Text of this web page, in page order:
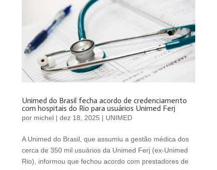
Unimed do Brasil fecha acordo de credenciamento
com hospitais do Rio para usuários Unimed Ferj
por michel| dez 18, 2025 | UNIMED
A Unimed do Brasil, que assumiu a gestão médica dos
cerca de 350 mil usuários da Unimed Ferj (ex-Unimed
Rio), informou que fechou acordo com prestadores de